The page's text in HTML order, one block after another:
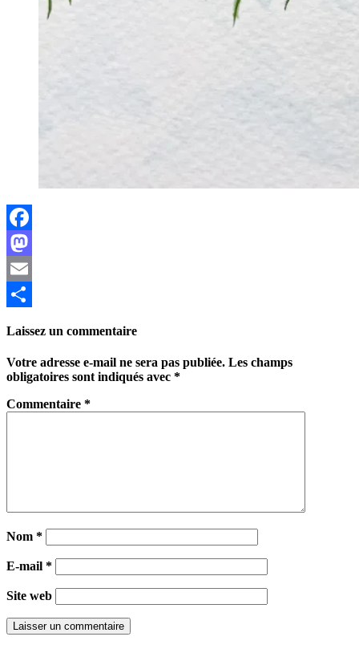
Facebook
Mastodon
Email
Laissez un commentaire
Votre adresse e-mail ne sera pas publiée. Les champs
obligatoires sont indiqués avec *
Commentaire *
Nom *
E-mail *
Site web